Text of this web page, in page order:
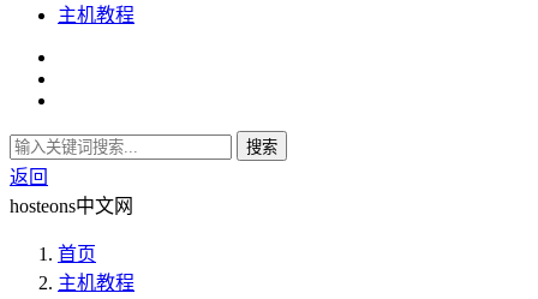
主机教程
搜索
返回
hosteons中文网
首页
主机教程